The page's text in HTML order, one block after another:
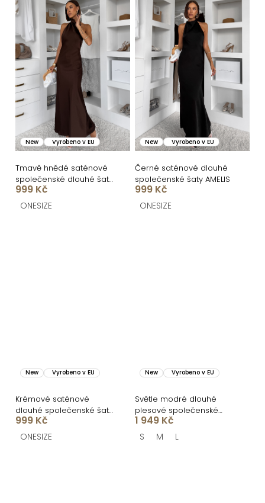
New Vyrobeno v EU
Tmavě hnědé saténové
společenské dlouhé šaty
AMELIS
999 Kč
ONESIZE
New Vyrobeno v EU
Černé saténové dlouhé
společenské šaty AMELIS
999 Kč
ONESIZE
New Vyrobeno v EU
Krémové saténové
dlouhé společenské šaty
AMELIS
999 Kč
ONESIZE
New Vyrobeno v EU
Světle modré dlouhé
plesové společenské
šaty CELLINES
1 949 Kč
S M L